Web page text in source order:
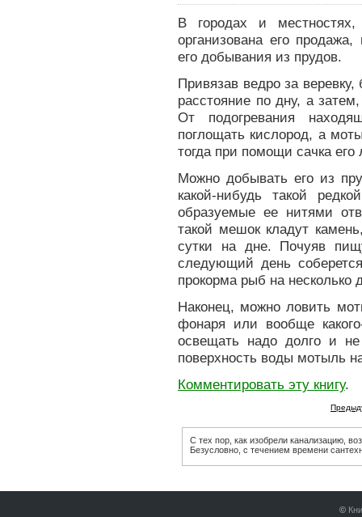
В городах и
организована его
его добывания из прудов.
Привязав ведро за веревку,
расстояние по дну, а
От подогревания
поглощать кислород, а
тогда при помощи сачка его
Можно добывать его из
какой-нибудь такой
образуемые ее нитями
такой мешок кладут
сутки на дне. Почуяв
следующий день
прокорма рыб на несколько
Наконец, можно ловить
фонаря или вообще
освещать надо долго и
поверхность воды мотыль
Комментировать эту книгу.
С тех пор, как изобрели канализацию,
Безусловно, с течением времени
©